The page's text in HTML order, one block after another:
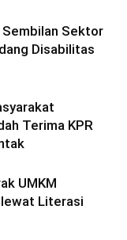
Sektor
Disabilitas
Terima KPR
UMKM
Literasi